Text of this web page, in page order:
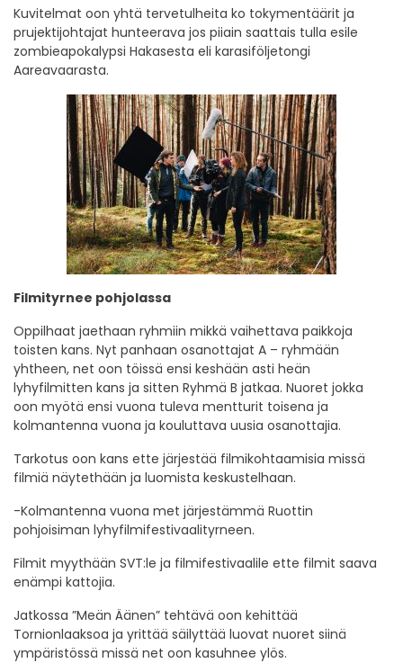
Kuvitelmat oon yhtä tervetulheita ko tokymentäärit ja
prujektijohtajat hunteerava jos piiain saattais tulla esile
zombieapokalypsi Hakasesta eli karasiföljetongi
Aareavaarasta.
Filmityrnee pohjolassa
Oppilhaat jaethaan ryhmiin mikkä vaihettava paikkoja
toisten kans. Nyt panhaan osanottajat A – ryhmään
yhtheen, net oon töissä ensi keshään asti heän
lyhyfilmitten kans ja sitten Ryhmä B jatkaa. Nuoret jokka
oon myötä ensi vuona tuleva mentturit toisena ja
kolmantenna vuona ja kouluttava uusia osanottajia.
Tarkotus oon kans ette järjestää filmikohtaamisia missä
filmiä näytethään ja luomista keskustelhaan.
-Kolmantenna vuona met järjestämmä Ruottin
pohjoisiman lyhyfilmifestivaalityrneen.
Filmit myythään SVT:le ja filmifestivaalile ette filmit saava
enämpi kattojia.
Jatkossa ”Meän Äänen” tehtävä oon kehittää
Tornionlaaksoa ja yrittää säilyttää luovat nuoret siinä
ympäristössä missä net oon kasuhnee ylös.